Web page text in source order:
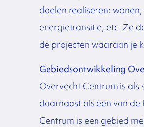
doelen realiseren:
energietransitie, etc. Ze
de projecten waaraan je
Gebiedsontwikkeling
Overvecht Centrum is
daarnaast als één van
Centrum is een gebied